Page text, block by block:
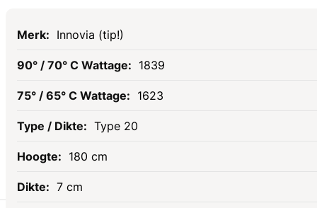
Specificaties
Innovia (tip!)
1839
1623
Type 20
180 cm
7 cm